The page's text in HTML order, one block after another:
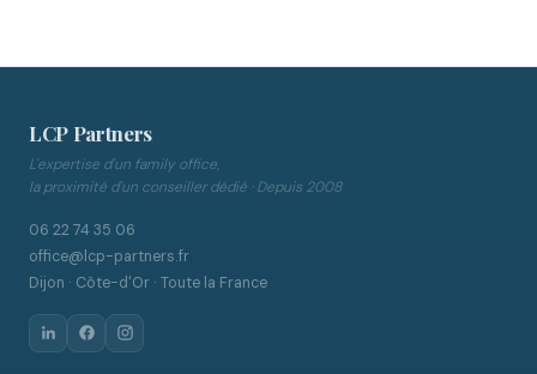
LCP Partners
L'expertise d'un family office,
la proximité d'un conseiller dédié · Depuis 2008
06 22 74 35 06
office@lcp-partners.fr
Dijon · Côte-d'Or · Toute la France